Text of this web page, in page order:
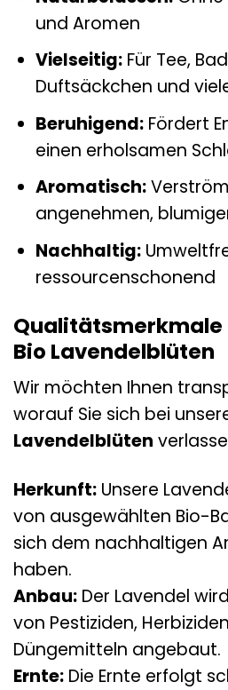
und Aromen
Vielseitig:Für Tee,
Duftsäckchen und
Beruhigend:Fördert
einen erholsamen
Aromatisch:
angenehmen,
Nachhaltig:
ressourcenschonend
Qualitätsmerkmale
Bio Lavendelblüten
Wir möchten Ihnen
worauf Sie sich bei
Lavendelblüten
Herkunft: Unsere
von ausgewählten Bio-
sich dem nachhaltigen
haben.
Anbau: Der Lavendel
von Pestiziden,
Düngemitteln angebaut.
Ernte: Die Ernte erfolgt